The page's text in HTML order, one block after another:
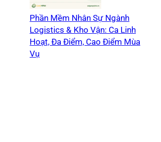
Phần Mềm Nhân Sự Ngành
Logistics & Kho Vận: Ca Linh
Hoạt, Đa Điểm, Cao Điểm Mùa
Vụ